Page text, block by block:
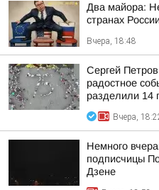
Два майора:
странах
Вчера, 18:48
Сергей
радостное
разделили 14
Вчера,
Немного
подписчицы
Дзене